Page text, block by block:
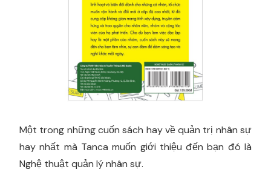
Một trong những cuốn sách hay về quản trị nhân sự
hay nhất mà Tanca muốn giới thiệu đến bạn đó là
Nghệ thuật quản lý nhân sự.